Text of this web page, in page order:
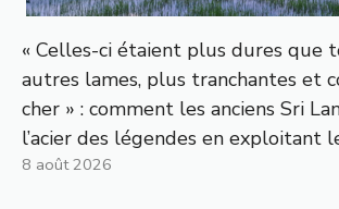
« Celles-ci étaient plus dures que
autres lames, plus tranchantes et
cher » : comment les anciens Sri
l’acier des légendes en exploitant
8 août 2026